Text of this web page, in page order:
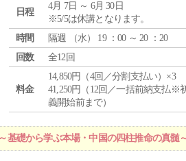
日程
4月 7日 ～ 6月 30日
※5/5は休講となります。
時間
隔週 （水） 19 ：00 ～ 20 ：20
回数
全12回
料金
14,850円（4回／分割支払い）×3
41,250円（12回／一括前納支払※
義開始前まで）
基礎から学ぶ本場・中国の四柱推命の真髄